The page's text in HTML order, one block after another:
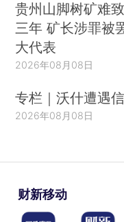
贵州山脚树矿难
三年 矿长涉罪被
大代表
2026年08月08日
专栏｜沃什遭遇
2026年08月08日
财新移动